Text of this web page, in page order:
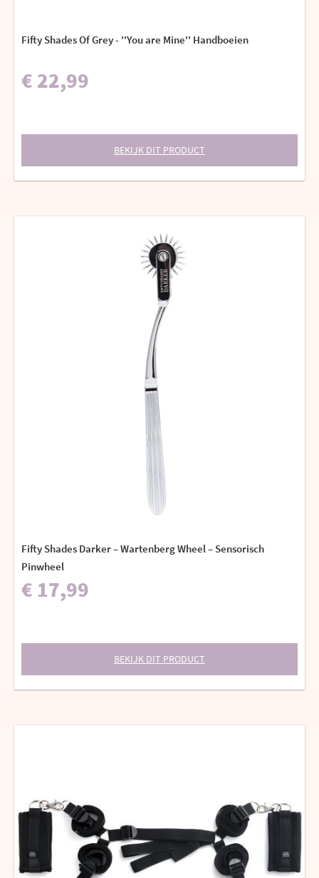
Fifty Shades Of Grey - ''You are Mine'' Handboeien
€ 22,99
BEKIJK DIT PRODUCT
Fifty Shades Darker – Wartenberg Wheel – Sensorisch
Pinwheel
€ 17,99
BEKIJK DIT PRODUCT